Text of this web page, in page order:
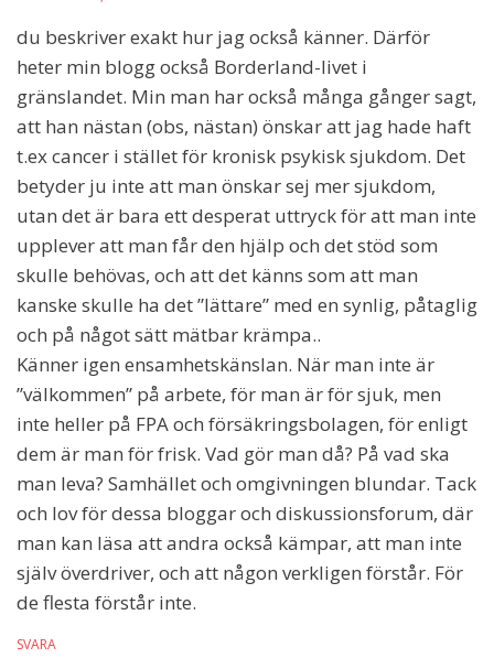
du beskriver exakt hur jag också känner. Därför
heter min blogg också Borderland-livet i
gränslandet. Min man har också många gånger sagt,
att han nästan (obs, nästan) önskar att jag hade haft
t.ex cancer i stället för kronisk psykisk sjukdom. Det
betyder ju inte att man önskar sej mer sjukdom,
utan det är bara ett desperat uttryck för att man inte
upplever att man får den hjälp och det stöd som
skulle behövas, och att det känns som att man
kanske skulle ha det ”lättare” med en synlig, påtaglig
och på något sätt mätbar krämpa..
Känner igen ensamhetskänslan. När man inte är
”välkommen” på arbete, för man är för sjuk, men
inte heller på FPA och försäkringsbolagen, för enligt
dem är man för frisk. Vad gör man då? På vad ska
man leva? Samhället och omgivningen blundar. Tack
och lov för dessa bloggar och diskussionsforum, där
man kan läsa att andra också kämpar, att man inte
själv överdriver, och att någon verkligen förstår. För
de flesta förstår inte.
SVARA